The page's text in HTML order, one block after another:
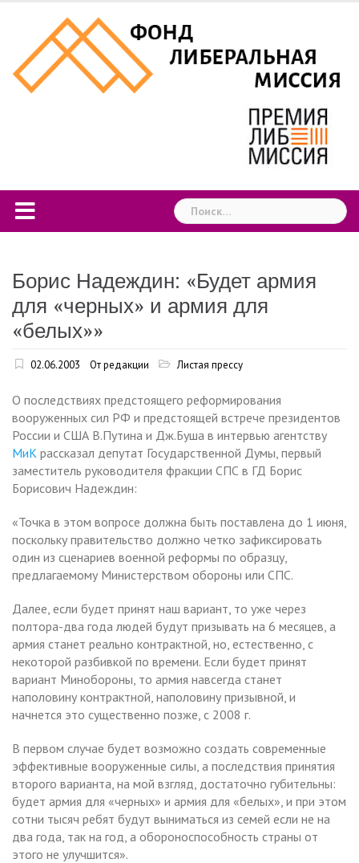
content
Найти:
Борис Надеждин: «Будет армия
для «черных» и армия для
«белых»»
02.06.2003 От редакции Листая прессу
О последствиях предстоящего реформирования
вооруженных сил РФ и предстоящей встрече президентов
России и США В.Путина и Дж.Буша в интервью агентству
МиК рассказал депутат Государственной Думы, первый
заместитель руководителя фракции СПС в ГД Борис
Борисович Надеждин:
«Точка в этом вопросе должна быть поставлена до 1 июня,
поскольку правительство должно четко зафиксировать
один из сценариев военной реформы по образцу,
предлагаемому Министерством обороны или СПС.
Далее, если будет принят наш вариант, то уже через
полтора-два года людей будут призывать на 6 месяцев, а
армия станет реально контрактной, но, естественно, с
некоторой разбивкой по времени. Если будет принят
вариант Минобороны, то армия навсегда станет
наполовину контрактной, наполовину призывной, и
начнется это существенно позже, с 2008 г.
В первом случае будет возможно создать современные
эффективные вооруженные силы, а последствия принятия
второго варианта, на мой взгляд, достаточно губительны:
будет армия для «черных» и армия для «белых», и при этом
сотни тысяч ребят будут выниматься из семей если не на
два года, так на год, а обороноспособность страны от
этого не улучшится».